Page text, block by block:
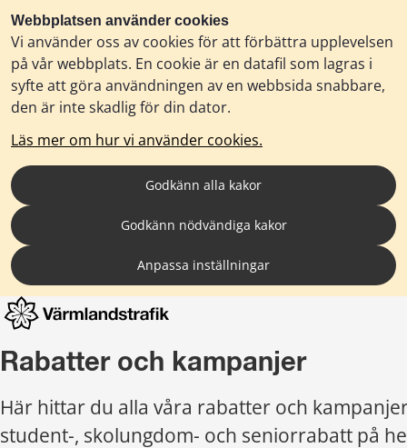
Webbplatsen använder cookies
Vi använder oss av cookies för att förbättra upplevelsen
på vår webbplats. En cookie är en datafil som lagras i
syfte att göra användningen av en webbsida snabbare,
den är inte skadlig för din dator.
Läs mer om hur vi använder cookies.
Godkänn alla kakor
Godkänn nödvändiga kakor
Anpassa inställningar
Rabatter och kampanjer
Här hittar du alla våra rabatter och
student-, skolungdom- och seniorrabatt på